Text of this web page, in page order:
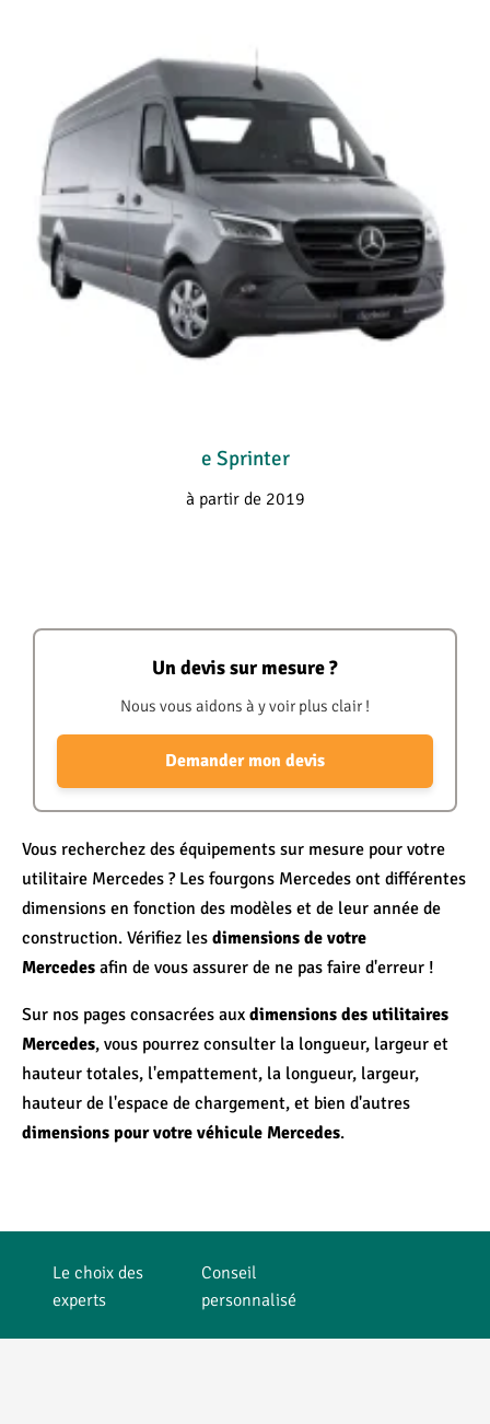
e Sprinter
à partir de 2019
Un devis sur mesure ?
Nous vous aidons à y voir plus clair !
Demander mon devis
Vous recherchez des équipements sur mesure pour votre
utilitaire Mercedes ? Les fourgons Mercedes ont différentes
dimensions en fonction des modèles et de leur année de
construction. Vérifiez les dimensions de votre
Mercedes afin de vous assurer de ne pas faire d'erreur !
Sur nos pages consacrées aux dimensions des utilitaires
Mercedes, vous pourrez consulter la longueur, largeur et
hauteur totales, l'empattement, la longueur, largeur,
hauteur de l'espace de chargement, et bien d'autres
dimensions pour votre véhicule Mercedes.
Le choix des
experts
Conseil
personnalisé